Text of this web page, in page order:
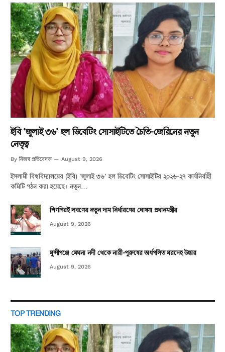
ইবি ‘জুলাই ৩৬’ হল ডিবেটিং সোসাইটিতে চৈতি-জেরিনের নতুন
নেতৃত্ব
By নিজস্ব প্রতিবেদক August 9, 2026
ইসলামী বিশ্ববিদ্যালয়ের (ইবি) ‘জুলাই ৩৬’ হল ডিবেটিং সোসাইটির ২০২৬-২৭ কার্যনির্বাহী
কমিটি গঠন করা হয়েছে। নতুন…
শিগগিরই লবণের নতুন দাম নির্ধারণের ঘোষণা প্রধানমন্ত্রীর
August 9, 2026
মুন্সীগঞ্জে মেঘনা নদী থেকে নারী-পুরুষের অর্ধগলিত মরদেহ উদ্ধার
August 9, 2026
TOP TRENDING